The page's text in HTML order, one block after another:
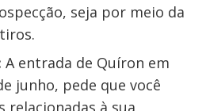
seja por meio da
A entrada de Quíron em
junho, pede que você
relacionadas à sua